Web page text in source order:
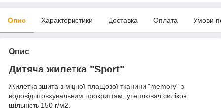
Опис Характеристики Доставка Оплата Умови
Опис
Дитяча жилетка "Sport"
Жилетка зшита з міцної плащової тканини "memory" з
водовідштовхувальним прокриттям, утеплювач силікон
щільність 150 г/м2.